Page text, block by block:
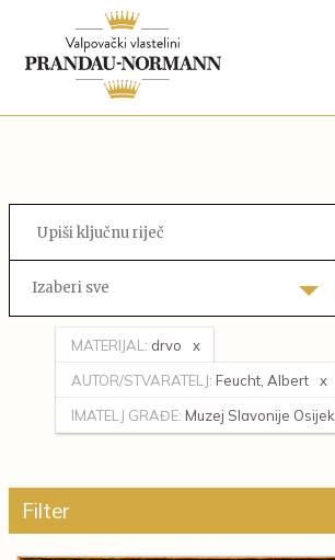
Izaberi sve
MATERIJAL: drvo
AUTOR/STVARATELJ: Feucht, Albert
IMATELJ GRAĐE: Muzej Slavonije Osijek
Filter